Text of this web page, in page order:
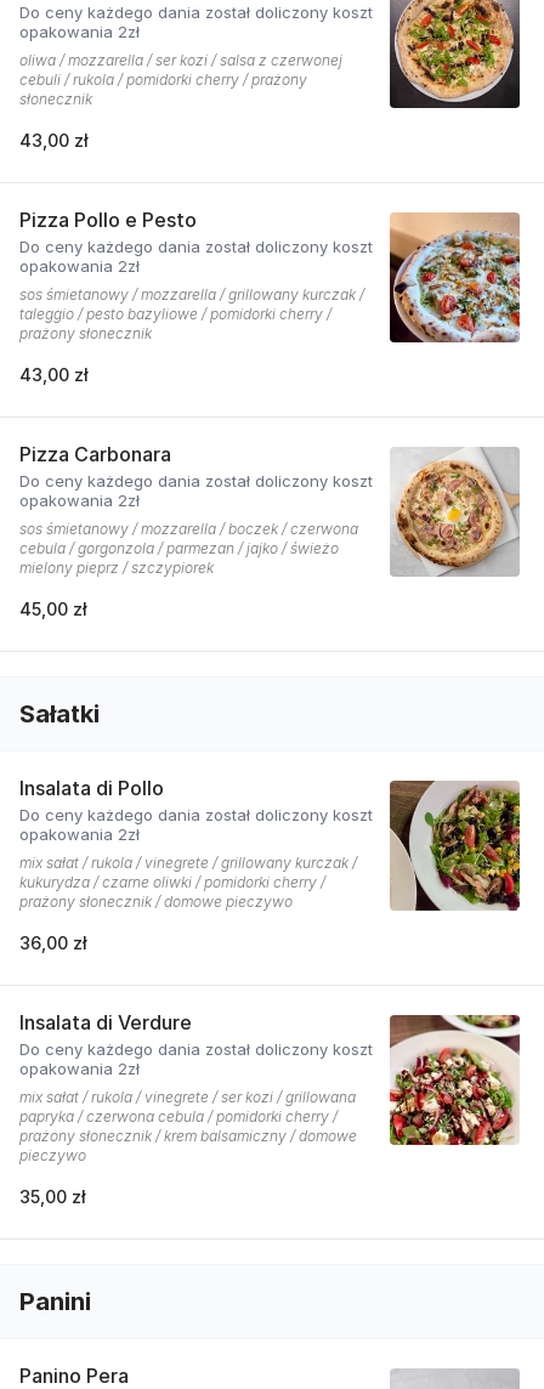
Do ceny każdego dania został doliczony koszt
opakowania 2zł
oliwa / mozzarella / ser kozi / salsa z czerwonej
cebuli / rukola / pomidorki cherry / prażony
słonecznik
43,00 zł
Pizza Pollo e Pesto
Do ceny każdego dania został doliczony koszt
opakowania 2zł
sos śmietanowy / mozzarella / grillowany kurczak /
taleggio / pesto bazyliowe / pomidorki cherry /
prażony słonecznik
43,00 zł
Pizza Carbonara
Do ceny każdego dania został doliczony koszt
opakowania 2zł
sos śmietanowy / mozzarella / boczek / czerwona
cebula / gorgonzola / parmezan / jajko / świeżo
mielony pieprz / szczypiorek
45,00 zł
Sałatki
Insalata di Pollo
Do ceny każdego dania został doliczony koszt
opakowania 2zł
mix sałat / rukola / vinegrete / grillowany kurczak /
kukurydza / czarne oliwki / pomidorki cherry /
prażony słonecznik / domowe pieczywo
36,00 zł
Insalata di Verdure
Do ceny każdego dania został doliczony koszt
opakowania 2zł
mix sałat / rukola / vinegrete / ser kozi / grillowana
papryka / czerwona cebula / pomidorki cherry /
prażony słonecznik / krem balsamiczny / domowe
pieczywo
35,00 zł
Panini
Panino Pera